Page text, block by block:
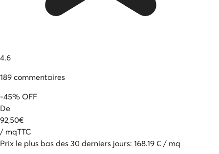
4.6
189commentaires
-45% OFF
De
92,50€
/ mqTTC
Prix le plus bas des 30 derniers jours: 168.19€ / mq